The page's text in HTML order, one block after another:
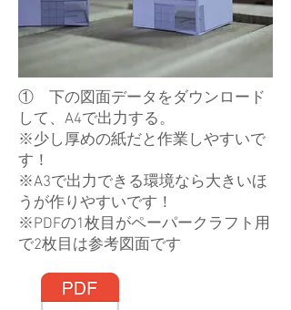
① 下の図面データをダウンロード
して、A4で出力する。
※少し厚めの紙だと作業しやすいで
す！
​※A3で出力できる環境なら大きいほ
うが作りやすいです！
​※PDFの1枚目がペーパークラフト用
で2枚目は参考図面です